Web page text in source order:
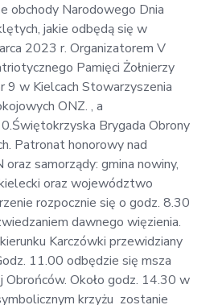
obchody Narodowego Dnia
jakie odbędą się w
2023 r. Organizatorem V
Pamięci Żołnierzy
9 w Kielcach Stowarzyszenia
ONZ. , a
Brygada Obrony
Patronat honorowy nad
oraz samorządy: gmina nowiny,
oraz województwo
rozpocznie się o godz. 8.30
dawnego więzienia.
Karczówki przewidziany
11.00 odbędzie się msza
Obrońców. Około godz. 14.30 w
krzyżu zostanie